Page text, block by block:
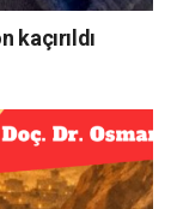
kaçırıldı